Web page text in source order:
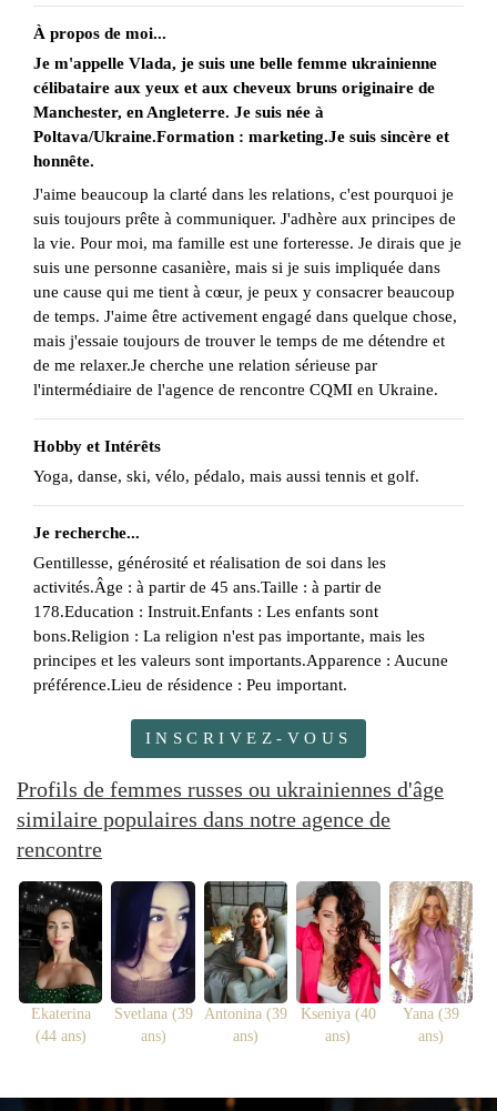
À propos de moi...
Je m'appelle Vlada, je suis une belle femme ukrainienne
célibataire aux yeux et aux cheveux bruns originaire de
Manchester, en Angleterre. Je suis née à
Poltava/Ukraine.Formation : marketing.Je suis sincère et
honnête.
J'aime beaucoup la clarté dans les relations, c'est pourquoi je
suis toujours prête à communiquer. J'adhère aux principes de
la vie. Pour moi, ma famille est une forteresse. Je dirais que je
suis une personne casanière, mais si je suis impliquée dans
une cause qui me tient à cœur, je peux y consacrer beaucoup
de temps. J'aime être activement engagé dans quelque chose,
mais j'essaie toujours de trouver le temps de me détendre et
de me relaxer.Je cherche une relation sérieuse par
l'intermédiaire de l'agence de rencontre CQMI en Ukraine.
Hobby et Intérêts
Yoga, danse, ski, vélo, pédalo, mais aussi tennis et golf.
Je recherche...
Gentillesse, générosité et réalisation de soi dans les
activités.Âge : à partir de 45 ans.Taille : à partir de
178.Education : Instruit.Enfants : Les enfants sont
bons.Religion : La religion n'est pas importante, mais les
principes et les valeurs sont importants.Apparence : Aucune
préférence.Lieu de résidence : Peu important.
INSCRIVEZ-VOUS
Profils de femmes russes ou ukrainiennes d'âge
similaire populaires dans notre agence de
rencontre
Ekaterina
(44 ans)
Svetlana (39
ans)
Antonina (39
ans)
Kseniya (40
ans)
Yana (39
ans)